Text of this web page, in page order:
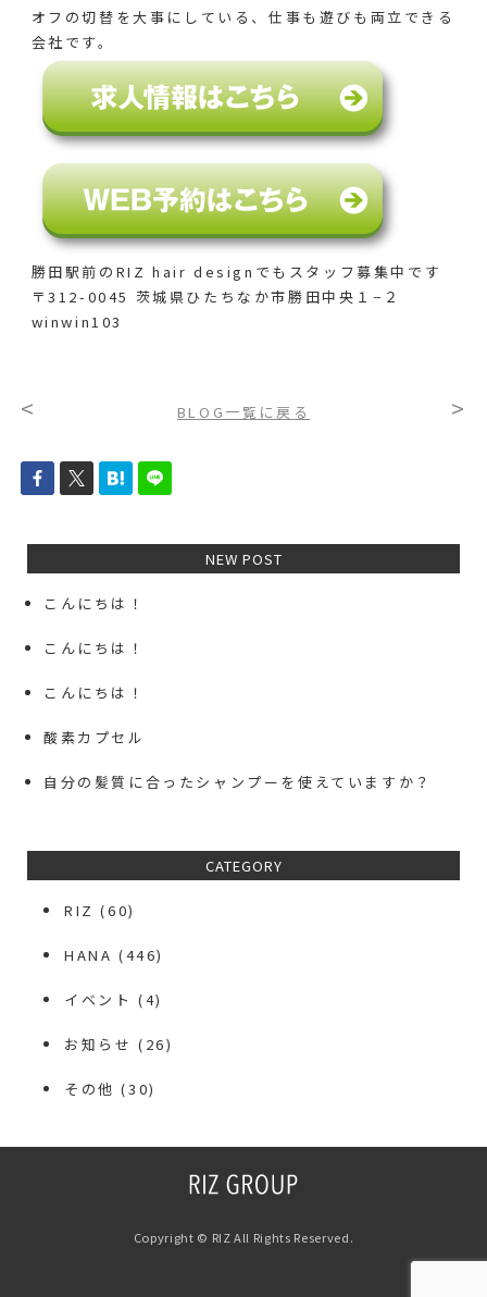
オフの切替を大事にしている、仕事も遊びも両立できる
会社です。
勝田駅前のRIZ hair designでも スタッフ募集中です
〒312-0045 茨城県ひたちなか市勝田中央１−２
winwin103
< BLOG一覧に戻る >
NEW POST
こんにちは！
こんにちは！
こんにちは！
酸素カプセル
自分の髪質に合ったシャンプーを使えていますか？
CATEGORY
RIZ (60)
HANA (446)
イベント (4)
お知らせ (26)
その他 (30)
Copyright © RIZ All Rights Reserved.